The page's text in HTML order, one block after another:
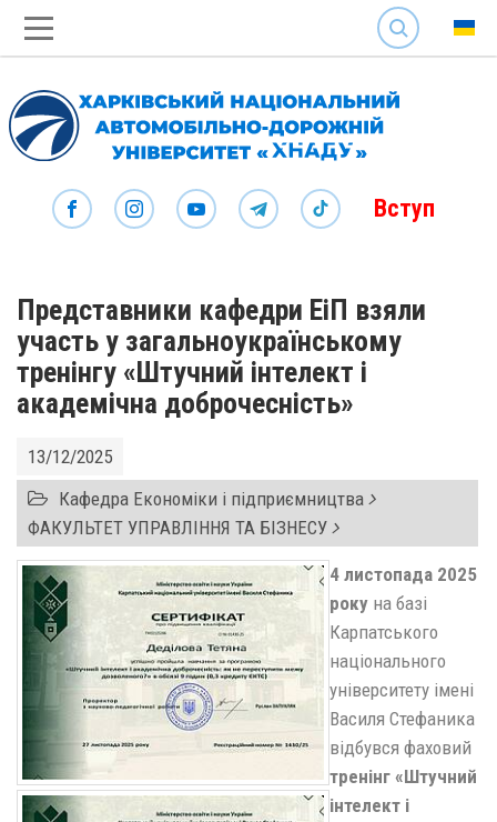
SEARCH
Вступ
Представники кафедри ЕіП взяли
участь у загальноукраїнському
тренінгу «Штучний інтелект і
академічна доброчесність»
13/12/2025
Кафедра Економіки і підприємництва
ФАКУЛЬТЕТ УПРАВЛІННЯ ТА БІЗНЕСУ
4 листопада 2025
року на базі
Карпатського
національного
університету імені
Василя Стефаника
відбувся фаховий
тренінг «Штучний
інтелект і